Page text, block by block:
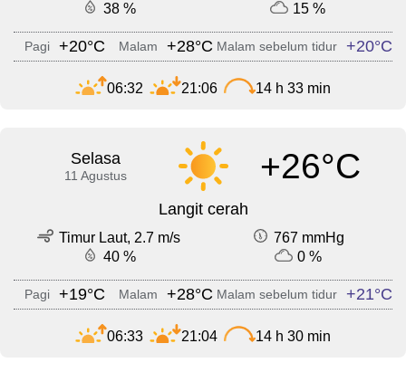
38 %
15 %
Pagi +20°C Malam +28°C Malam sebelum tidur +20°C
06:32 21:06 14 h 33 min
Selasa
11 Agustus +26°C
Langit cerah
Timur Laut, 2.7 m/s
767 mmHg
40 %
0 %
Pagi +19°C Malam +28°C Malam sebelum tidur +21°C
06:33 21:04 14 h 30 min